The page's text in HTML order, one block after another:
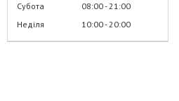
Субота
08:00 21:00
Неділя
10:00 20:00